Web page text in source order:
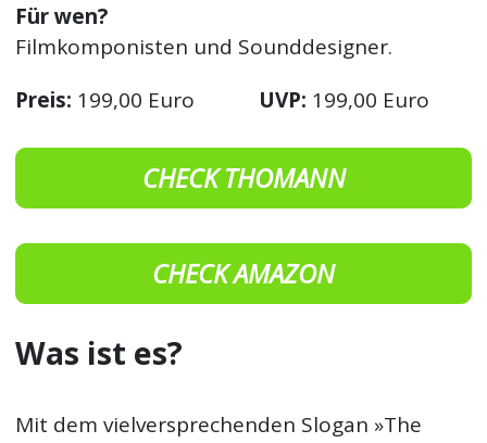
Für wen?
Filmkomponisten und Sounddesigner.
Preis: 199,00 Euro UVP: 199,00 Euro
CHECK THOMANN
CHECK AMAZON
Was ist es?
Mit dem vielversprechenden Slogan »The